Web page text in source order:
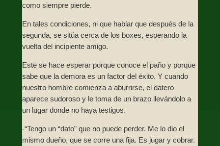
como siempre pierde.
En tales condiciones, ni que hablar que después de la
segunda, se sitúa cerca de los boxes, esperando la
vuelta del incipiente amigo.
Este se hace esperar porque conoce el paño y porque
sabe que la demora es un factor del éxito. Y cuando
nuestro hombre comienza a aburrirse, el datero
aparece sudoroso y le toma de un brazo llevándolo a
un lugar donde no haya testigos.
-“Tengo un “dato” que no puede perder. Me lo dio el
mismo dueño, que se corre una fija. Es jugar y cobrar.